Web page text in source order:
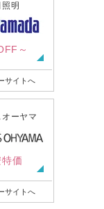
照明
～
サイトへ
ーヤマ
価
サイトへ